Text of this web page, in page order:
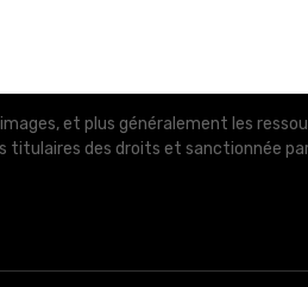
et plus généralement les
des droits et sanctionnée